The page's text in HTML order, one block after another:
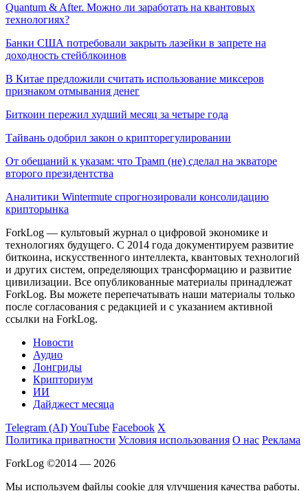
Quantum & After. Можно ли заработать на квантовых
технологиях?
Банки США потребовали закрыть лазейки в запрете на
доходность стейблкоинов
В Китае предложили считать использование миксеров
признаком отмывания денег
Биткоин пережил худший месяц за четыре года
Тайвань одобрил закон о крипторегулировании
От обещаний к указам: что Трамп (не) сделал на экваторе
второго президентства
Аналитики Wintermute спрогнозировали консолидацию
крипторынка
ForkLog — культовый журнал о цифровой экономике и
технологиях будущего. С 2014 года документируем развитие
биткоина, искусственного интеллекта, квантовых технологий
и других систем, определяющих трансформацию и развитие
цивилизации. Все опубликованные материалы принадлежат
ForkLog. Вы можете перепечатывать наши материалы только
после согласования с редакцией и с указанием активной
ссылки на ForkLog.
Новости
Аудио
Лонгриды
Крипториум
ИИ
Дайджест месяца
Telegram (AI)YouTube Facebook X
Политика приватности Условия использования О нас Реклама
ForkLog ©2014 — 2026
Мы используем файлы cookie для улучшения качества работы.